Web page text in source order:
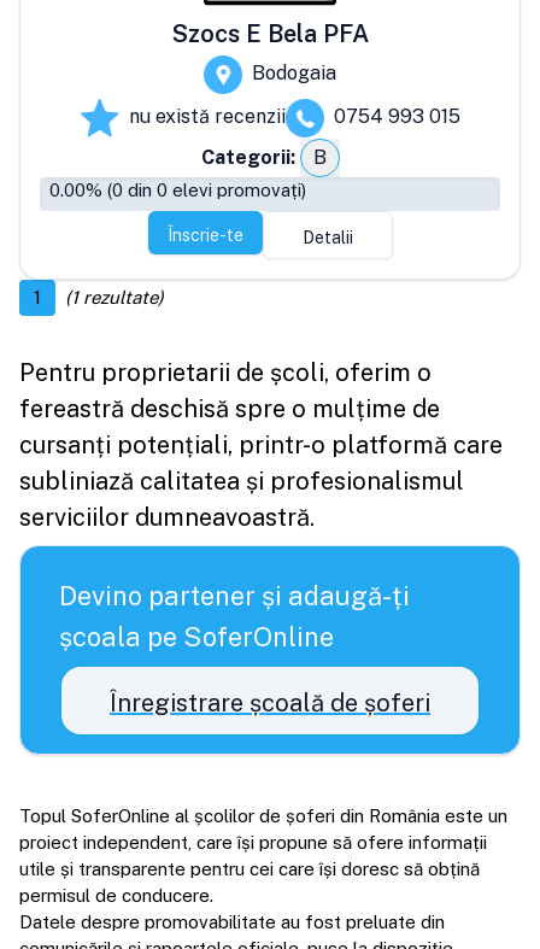
Szocs E Bela PFA
Bodogaia
nu există recenzii
0754 993 015
Categorii:
B
0.00% (0 din 0 elevi promovați)
Înscrie-te Detalii
1 (1rezultate)
Pentru proprietarii de școli, oferim o
fereastră deschisă spre o mulțime de
cursanți potențiali, printr-o platformă care
subliniază calitatea și profesionalismul
serviciilor dumneavoastră.
Devino partener și adaugă-ți
școala pe SoferOnline
Înregistrare școală de șoferi
Topul SoferOnline al școlilor de șoferi din România este un
proiect independent, care își propune să ofere informații
utile și transparente pentru cei care își doresc să obțină
permisul de conducere.
Datele despre promovabilitate au fost preluate din